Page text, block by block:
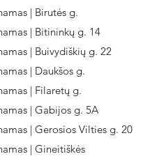
| Birutės g.
| Bitininkų g. 14
| Buivydiškių g. 22
| Daukšos g.
| Filaretų g.
| Gabijos g. 5A
| Gerosios Vilties g. 20
| Gineitiškės